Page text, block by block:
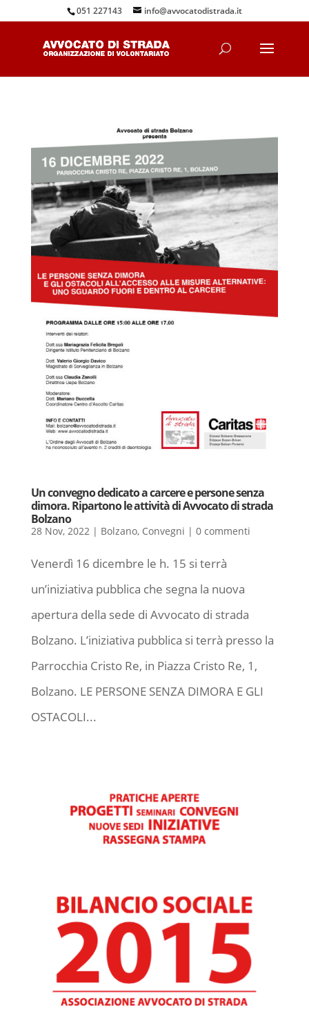
051 227143 info@avvocatodistrada.it
Un convegno dedicato a carcere e persone senza
dimora. Ripartono le attività di Avvocato di strada
Bolzano
28 Nov, 2022| Bolzano, Convegni | 0 commenti
Venerdì 16 dicembre le h. 15 si terrà
un’iniziativa pubblica che segna la nuova
apertura della sede di Avvocato di strada
Bolzano. L’iniziativa pubblica si terrà presso la
Parrocchia Cristo Re, in Piazza Cristo Re, 1,
Bolzano. LE PERSONE SENZA DIMORA E GLI
OSTACOLI...